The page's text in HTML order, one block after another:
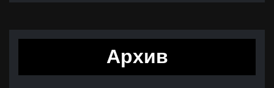
Архив